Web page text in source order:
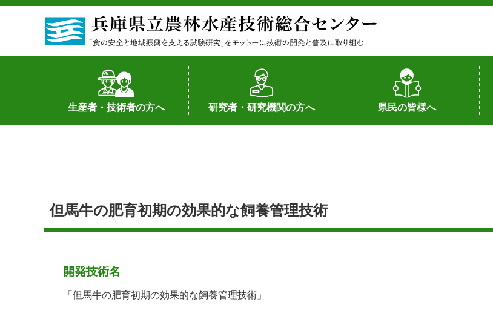
生産者・技術者の方へ
土地利用型作物
野菜
果樹・花き
加工・流通
経営･現地情報
環境病害虫
畜産
森林林業
水産
基幹種雄牛の紹介
研究者・研究機関の方へ
研究者の紹介
シーズ研究の成果
産学官連携
知的財産の保有状況（特許）
知的財産の保有状況（品種）
研究員の受入
研究活動不正行為への対応
公的研究資金への対応
県民の皆様へ
作物や園芸に関する新技術
畜産に関する新技術
森林林業に関する新技術
病害虫に関する新技術
食品加工に関する新技術
水産に関する新技術
作物や園芸に関する豆知識
病害虫に関する豆知識
畜産に関する豆知識
水産に関する豆知識
バイテク・農業環境・機械関係
食品加工に関する豆知識
森林林業に関する豆知識
但馬牛の肥育初期の効果的な飼養管理技術
開発技術名
「但馬牛の肥育初期の効果的な飼養管理技術」